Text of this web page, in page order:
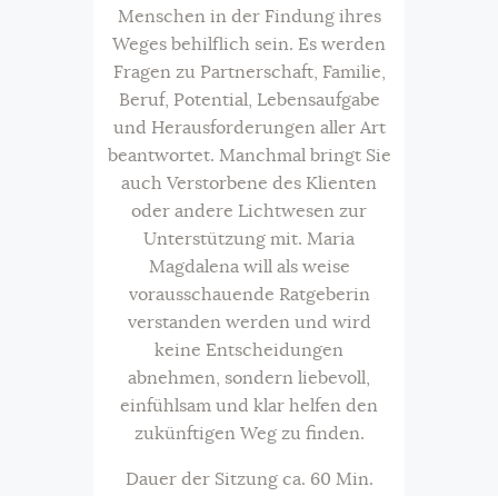
Menschen in der Findung ihres
Weges behilflich sein. Es werden
Fragen zu Partnerschaft, Familie,
Beruf, Potential, Lebensaufgabe
und Herausforderungen aller Art
beantwortet. Manchmal bringt Sie
auch Verstorbene des Klienten
oder andere Lichtwesen zur
Unterstützung mit. Maria
Magdalena will als weise
vorausschauende Ratgeberin
verstanden werden und wird
keine Entscheidungen
abnehmen, sondern liebevoll,
einfühlsam und klar helfen den
zukünftigen Weg zu finden.
Dauer der Sitzung ca. 60 Min.